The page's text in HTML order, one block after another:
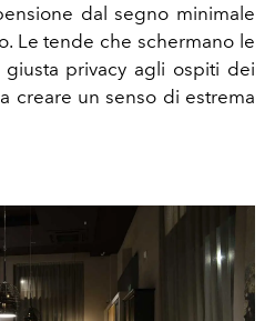
dal segno minimale
Le tende che schermano le
privacy agli ospiti dei
creare un senso di estrema